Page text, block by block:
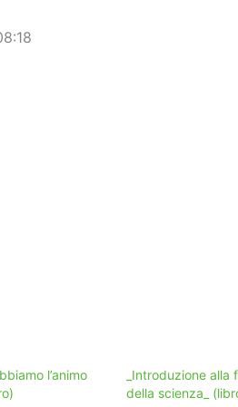
l’animo
_Introduzione alla
della scienza_